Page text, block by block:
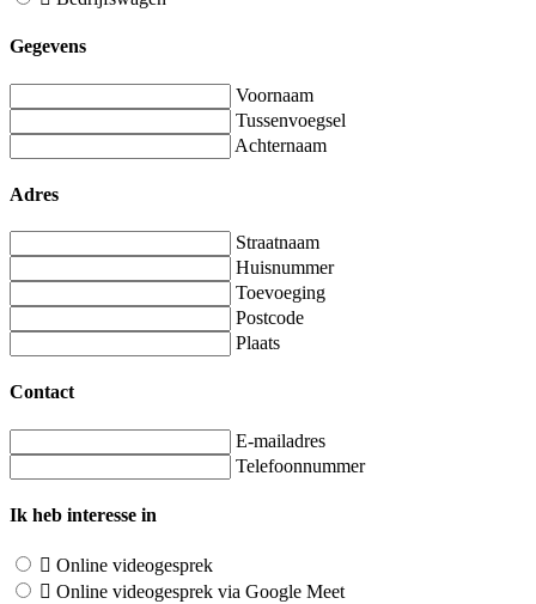
Gegevens
Voornaam
Tussenvoegsel
Achternaam
Adres
Straatnaam
Huisnummer
Toevoeging
Postcode
Plaats
Contact
E-mailadres
Telefoonnummer
Ik heb interesse in
Online videogesprek
Online videogesprek via Google Meet